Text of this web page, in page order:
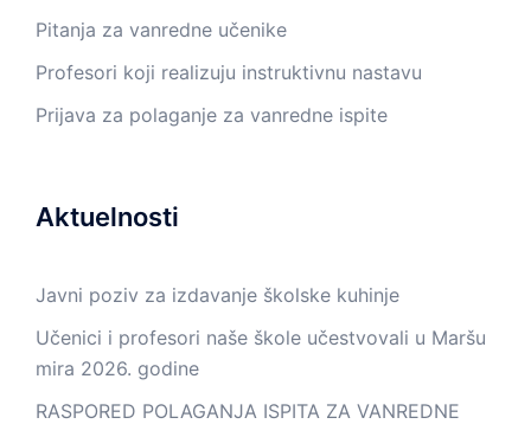
Pitanja za vanredne učenike
Profesori koji realizuju instruktivnu nastavu
Prijava za polaganje za vanredne ispite
Aktuelnosti
Javni poziv za izdavanje školske kuhinje
Učenici i profesori naše škole učestvovali u Maršu
mira 2026. godine
RASPORED POLAGANJA ISPITA ZA VANREDNE